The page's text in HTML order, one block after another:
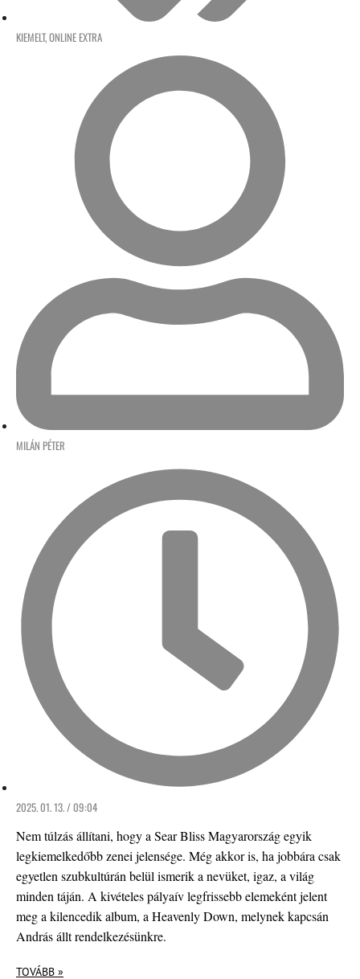
KIEMELT,ONLINE EXTRA
MILÁN PÉTER
2025. 01. 13. / 09:04
Nem túlzás állítani, hogy a Sear Bliss Magyarország egyik
legkiemelkedőbb zenei jelensége. Még akkor is, ha jobbára csak
egyetlen szubkultúrán belül ismerik a nevüket, igaz, a világ
minden táján. A kivételes pályaív legfrissebb elemeként jelent
meg a kilencedik album, a Heavenly Down, melynek kapcsán
András állt rendelkezésünkre.
TOVÁBB »